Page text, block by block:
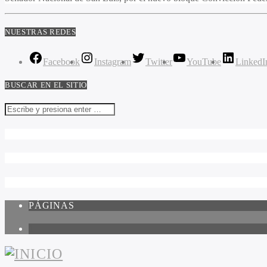
NUESTRAS REDES
Facebook Instagram Twitter YouTube
BUSCAR EN EL SITIO
PÁGINAS